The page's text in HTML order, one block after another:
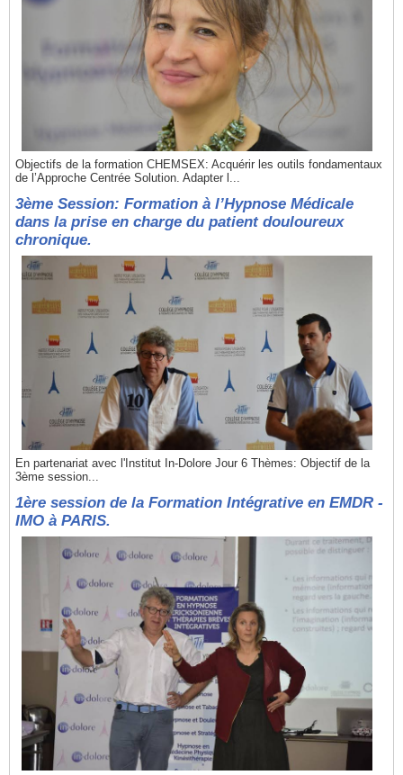
Objectifs de la formation CHEMSEX: Acquérir les outils fondamentaux
de l’Approche Centrée Solution. Adapter l...
3ème Session: Formation à l’Hypnose Médicale
dans la prise en charge du patient douloureux
chronique.
En partenariat avec l'Institut In-Dolore Jour 6 Thèmes: Objectif de la
3ème session...
1ère session de la Formation Intégrative en EMDR -
IMO à PARIS.